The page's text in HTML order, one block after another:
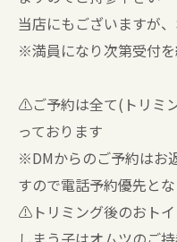
当店にもございますが
※満員になり次第受付
⚠️ご予約は全て(トリミ
っております
※DMからのご予約はお
すので電話予約優先と
⚠️トリミング後のおト